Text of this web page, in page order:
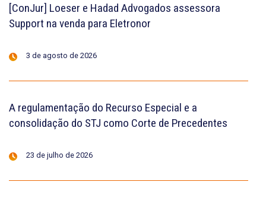
[ConJur] Loeser e Hadad Advogados assessora
Support na venda para Eletronor
3 de agosto de 2026
A regulamentação do Recurso Especial e a
consolidação do STJ como Corte de Precedentes
23 de julho de 2026